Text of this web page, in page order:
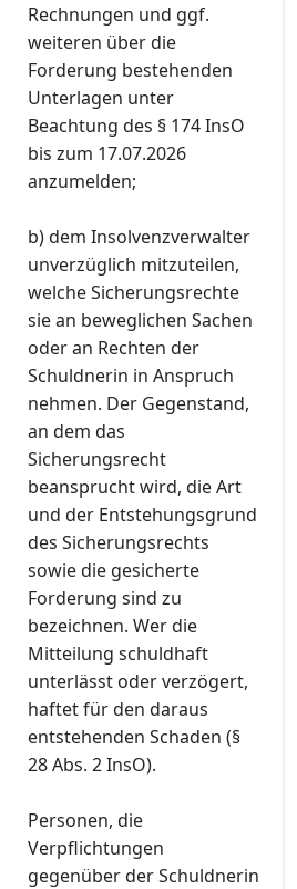
Rechnungen und ggf.
weiteren über die
Forderung bestehenden
Unterlagen unter
Beachtung des § 174 InsO
bis zum 17.07.2026
anzumelden;
b) dem Insolvenzverwalter
unverzüglich mitzuteilen,
welche Sicherungsrechte
sie an beweglichen Sachen
oder an Rechten der
Schuldnerin in Anspruch
nehmen. Der Gegenstand,
an dem das
Sicherungsrecht
beansprucht wird, die Art
und der Entstehungsgrund
des Sicherungsrechts
sowie die gesicherte
Forderung sind zu
bezeichnen. Wer die
Mitteilung schuldhaft
unterlässt oder verzögert,
haftet für den daraus
entstehenden Schaden (§
28 Abs. 2 InsO).
Personen, die
Verpflichtungen
gegenüber der Schuldnerin